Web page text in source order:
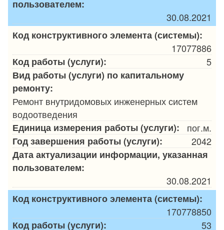
пользователем:
30.08.2021
Код конструктивного элемента (системы):
17077886
Код работы (услуги):
5
Вид работы (услуги) по капитальному
ремонту:
Ремонт внутридомовых инженерных систем
водоотведения
Единица измерения работы (услуги):
пог.м.
Год завершения работы (услуги):
2042
Дата актуализации информации, указанная
пользователем:
30.08.2021
Код конструктивного элемента (системы):
170778850
Код работы (услуги):
53